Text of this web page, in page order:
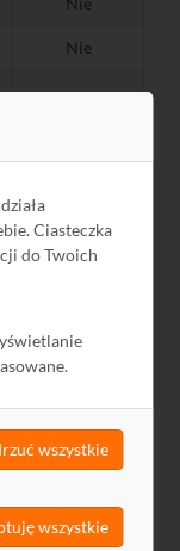
Ciasteczka
do Twoich
wszystkie
wszystkie
Nie
CE (ETSI 303
609)
218x155x65